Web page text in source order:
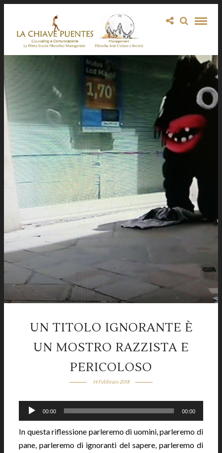
UN TITOLO IGNORANTE È
UN MOSTRO RAZZISTA E
PERICOLOSO
14 Febbraio 2018
Audio
Player
00:00 00:00
In questa riflessione parleremo di uomini, parleremo di
pane, parleremo di ignoranti del sapere, parleremo di